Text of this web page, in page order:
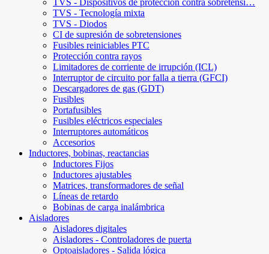
TVS - Dispositivos de protección contra sobretensi…
TVS - Tecnología mixta
TVS - Diodos
CI de supresión de sobretensiones
Fusibles reiniciables PTC
Protección contra rayos
Limitadores de corriente de irrupción (ICL)
Interruptor de circuito por falla a tierra (GFCI)
Descargadores de gas (GDT)
Fusibles
Portafusibles
Fusibles eléctricos especiales
Interruptores automáticos
Accesorios
Inductores, bobinas, reactancias
Inductores Fijos
Inductores ajustables
Matrices, transformadores de señal
Líneas de retardo
Bobinas de carga inalámbrica
Aisladores
Aisladores digitales
Aisladores - Controladores de puerta
Optoaisladores - Salida lógica